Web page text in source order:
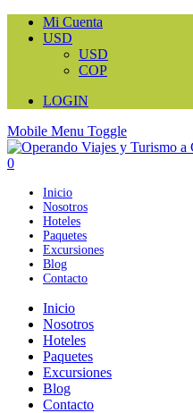
Mi Cuenta
USD
USD
COP
LOGIN
Mobile Menu Toggle
0
Inicio
Nosotros
Hoteles
Paquetes
Excursiones
Blog
Contacto
Inicio
Nosotros
Hoteles
Paquetes
Excursiones
Blog
Contacto